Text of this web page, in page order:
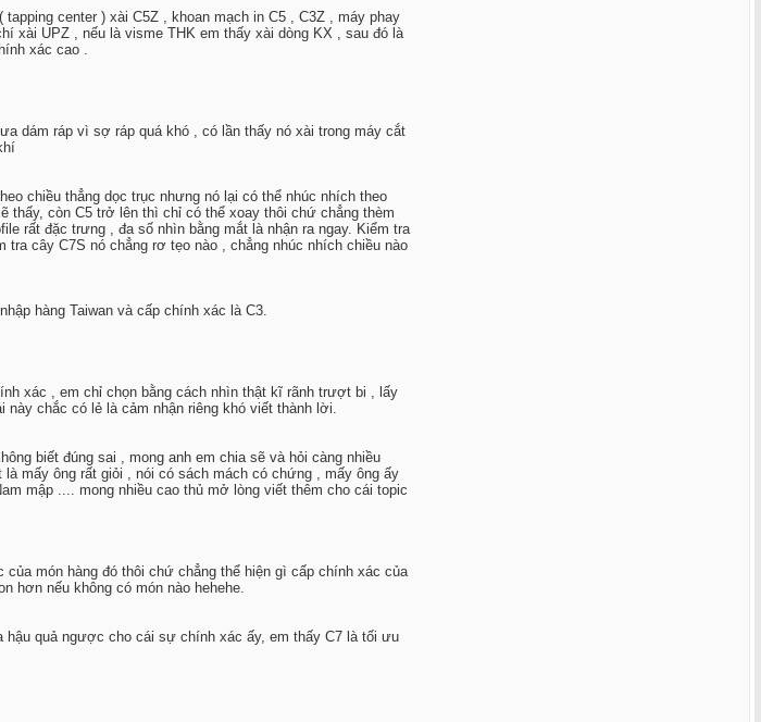
center ) xài C5Z , khoan mạch in C5 , C3Z , máy phay
xài UPZ , nếu là visme THK em thấy xài dòng KX , sau đó là
xác cao .
dám ráp vì sợ ráp quá khó , có lần thấy nó xài trong máy cắt
chiều thẳng dọc trục nhưng nó lại có thể nhúc nhích theo
thấy, còn C5 trở lên thì chỉ có thể xoay thôi chứ chẳng thèm
rất đặc trưng , đa số nhìn bằng mắt là nhận ra ngay. Kiểm tra
cây C7S nó chẳng rơ tẹo nào , chẳng nhúc nhích chiều nào
hàng Taiwan và cấp chính xác là C3.
xác , em chỉ chọn bằng cách nhìn thật kĩ rãnh trượt bi , lấy
chắc có lẻ là cảm nhận riêng khó viết thành lời.
biết đúng sai , mong anh em chia sẽ và hỏi càng nhiều
mấy ông rất giỏi , nói có sách mách có chứng , mấy ông ấy
mập .... mong nhiều cao thủ mở lòng viết thêm cho cái topic
món hàng đó thôi chứ chẳng thể hiện gì cấp chính xác của
hơn nếu không có món nào hehehe.
hậu quả ngược cho cái sự chính xác ấy, em thấy C7 là tối ưu